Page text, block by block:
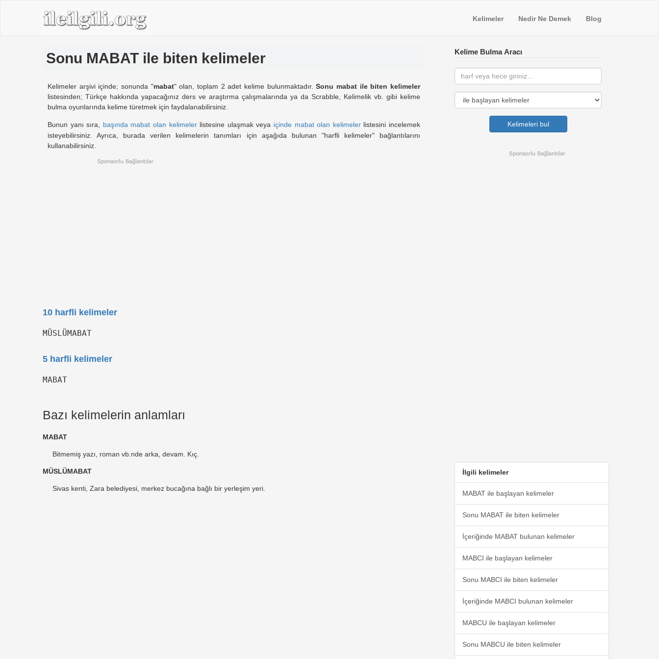
Kelimeler Nedir Ne Demek Blog
Sonu MABAT ile biten kelimeler
Kelimeler arşivi içinde; sonunda "mabat" olan, toplam 2 adet kelime bulunmaktadır.Sonu mabat ile biten kelimeler
listesinden; Türkçe hakkında yapacağınız ders ve araştırma çalışmalarında ya da Scrabble, Kelimelik vb. gibi kelime
bulma oyunlarında kelime türetmek için faydalanabilirsiniz.
Bunun yanı sıra, başında mabat olan kelimelerlistesine ulaşmak veya içinde mabat olan kelimelerlistesini incelemek
isteyebilirsiniz. Ayrıca, burada verilen kelimelerin tanımları için aşağıda bulunan "harfli kelimeler" bağlantılarını
kullanabilirsiniz.
10 harfli kelimeler
MÜSLÜMABAT
5 harfli kelimeler
MABAT
Bazı kelimelerin anlamları
MABAT
Bitmemiş yazı, roman vb.nde arka, devam. Kıç.
MÜSLÜMABAT
Sivas kenti, Zara belediyesi, merkez bucağına bağlı bir yerleşim yeri.
Kelime Bulma Aracı
İlgili kelimeler
MABAT ile başlayan kelimeler
Sonu MABAT ile biten kelimeler
İçeriğinde MABAT bulunan kelimeler
MABCI ile başlayan kelimeler
Sonu MABCI ile biten kelimeler
İçeriğinde MABCI bulunan kelimeler
MABCU ile başlayan kelimeler
Sonu MABCU ile biten kelimeler